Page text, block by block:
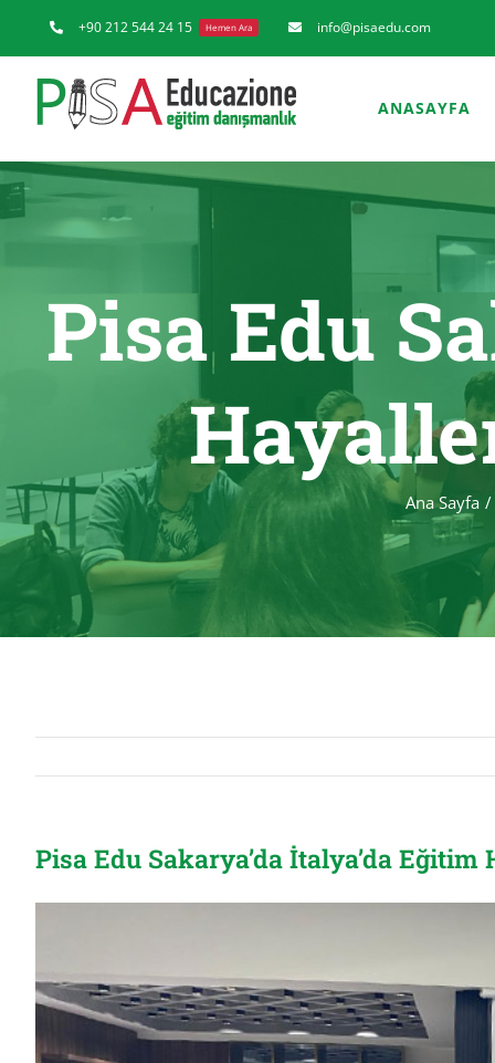
to
content
+90 212 544 24 15 Hemen Ara info@pisaedu.com
ANASAYFA
Pisa Edu
Ana Sayfa
Pisa Edu Sakarya’da İtalya’da
Image